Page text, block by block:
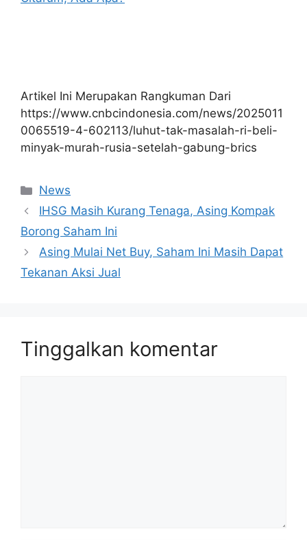
Artikel Ini Merupakan Rangkuman Dari
https://www.cnbcindonesia.com/news/2025011
0065519-4-602113/luhut-tak-masalah-ri-beli-
minyak-murah-rusia-setelah-gabung-brics
Kategori
News
IHSG Masih Kurang Tenaga, Asing Kompak
Borong Saham Ini
Asing Mulai Net Buy, Saham Ini Masih Dapat
Tekanan Aksi Jual
Tinggalkan komentar